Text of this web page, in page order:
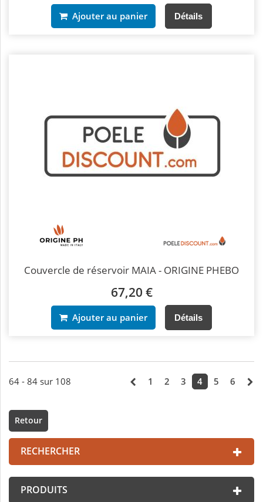
Ajouter au panier Détails
Couvercle de réservoir MAIA - ORIGINE PHEBO
67,20 €
Ajouter au panier Détails
1 2 3 4 5 6
64 - 84 sur 108
Retour
RECHERCHER
PRODUITS